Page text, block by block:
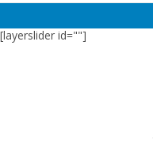
[layerslider id=""]